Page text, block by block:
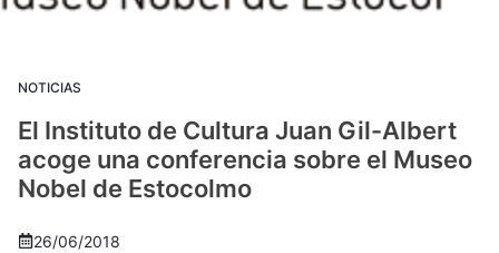
NOTICIAS
El Instituto de Cultura Juan Gil-Albert
acoge una conferencia sobre el Museo
Nobel de Estocolmo
26/06/2018